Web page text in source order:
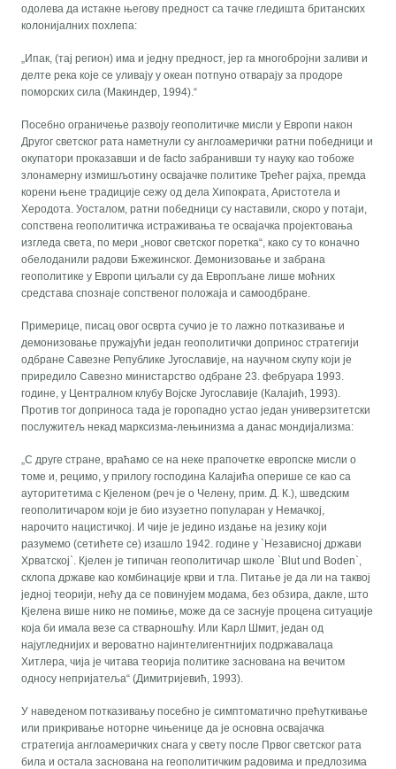
одолева да истакне његову предност са тачке гледишта британских
колонијалних похлепа:
„Ипак, (тај регион) има и једну предност, јер га многобројни заливи и
делте река које се уливају у океан потпуно отварају за продоре
поморских сила (Макиндер, 1994).“
Посебно ограничење развоју геополитичке мисли у Европи након
Другог светског рата наметнули су англоамерички ратни победници и
окупатори проказавши и de facto забранивши ту науку као тобоже
злонамерну измишљотину освајачке политике Трећег рајха, премда
корени њене традиције сежу од дела Хипократа, Аристотела и
Херодота. Уосталом, ратни победници су наставили, скоро у потаји,
сопствена геополитичка истраживања те освајачка пројектовања
изгледа света, по мери „новог светског поретка“, како су то коначно
обелоданили радови Бжежинског. Демонизовање и забрана
геополитике у Европи циљали су да Европљане лише моћних
средстава спознаје сопственог положаја и самоодбране.
Примерице, писац овог осврта сучио је то лажно потказивање и
демонизовање пружајући један геополитички допринос стратегији
одбране Савезне Републике Југославије, на научном скупу који је
приредило Савезно министарство одбране 23. фебруара 1993.
године, у Централном клубу Војске Југославије (Калајић, 1993).
Против тог доприноса тада је горопадно устао један универзитетски
послужитељ некад марксизма-лењинизма а данас мондијализма:
„С друге стране, враћамо се на неке прапочетке европске мисли о
томе и, рецимо, у прилогу господина Калајића оперише се као са
ауторитетима с Кјеленом (реч је о Челену, прим. Д. К.), шведским
геополитичаром који је био изузетно популаран у Немачкој,
нарочито нацистичкој. И чије је једино издање на језику који
разумемо (сетићете се) изашло 1942. године у `Независној држави
Хрватској`. Кјелен је типичан геополитичар школе `Blut und Boden`,
склопа државе као комбинације крви и тла. Питање је да ли на таквој
једној теорији, нећу да се повинујем модама, без обзира, дакле, што
Кјелена више нико не помиње, може да се заснује процена ситуације
која би имала везе са стварношћу. Или Карл Шмит, један од
најугледнијих и вероватно најинтелигентнијих подржавалаца
Хитлера, чија је читава теорија политике заснована на вечитом
односу непријатеља“ (Димитријевић, 1993).
У наведеном потказивању посебно је симптоматично прећуткивање
или прикривање ноторне чињенице да је основна освајачка
стратегија англоамеричких снага у свету после Првог светског рата
била и остала заснована на геополитичким радовима и предлозима